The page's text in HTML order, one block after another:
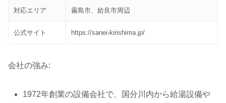
対応エリア 霧島市、姶良市周辺
公式サイト https://sanei-kirishima.jp/
会社の強み:
1972年創業の設備会社で、国分川内から給湯設備や